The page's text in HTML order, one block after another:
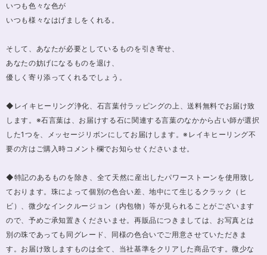
いつも色々な色が
いつも様々なはげましをくれる。
そして、あなたが必要としているものを引き寄せ、
あなたの妨げになるものを退け、
優しく寄り添ってくれるでしょう。
◆レイキヒーリング浄化、石言葉付ラッピングの上、送料無料でお届け致
します。※石言葉は、お届けする石に関連する言葉のなかから占い師が選択
した1つを、メッセージリボンにしてお届けします。※レイキヒーリング不
要の方はご購入時コメント欄でお知らせくださいませ。
◆特記のあるものを除き、全て天然に産出したパワーストーンを使用致し
ております。珠によって個別の色合い差、地中にて生じるクラック（ヒ
ビ）、微少なインクルージョン（内包物）等が見られることがございます
ので、予めご承知置きくださいませ。再販品につきましては、お写真とは
別の珠であっても同グレード、同様の色合いでご用意させていただきま
す。お届け致しますものは全て、当社基準をクリアした商品です。微少な